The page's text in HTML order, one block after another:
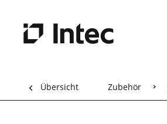
Übersicht Zubehör